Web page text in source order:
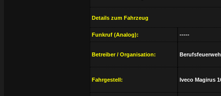
Details zum Fahrzeug
Funkruf (Analog): -----
Betreiber / Organisation:
Fahrgestell: Iveco Magirus